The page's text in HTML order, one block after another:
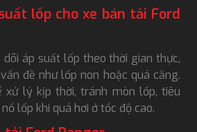
lốp cho xe bán tải Ford
dõi áp suất lốp theo thời gian thực,
đề như lốp non hoặc quá căng.
xử lý kịp thời, tránh mòn lốp, tiêu
lốp khi quá hơi ở tốc độ cao.